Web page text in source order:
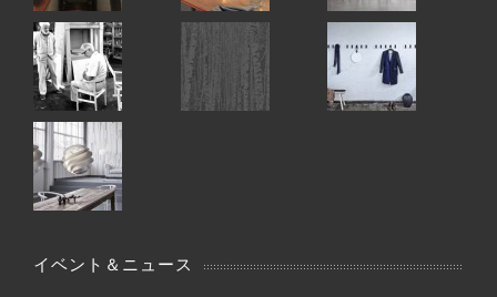
イベント＆ニュース